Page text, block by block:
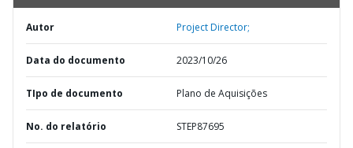
Autor Project Director;
Data do documento 2023/10/26
TIpo de documento Plano de Aquisições
No. do relatório STEP87695